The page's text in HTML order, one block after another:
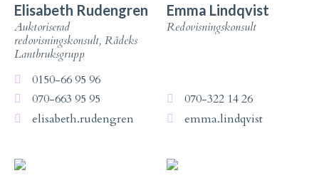
Elisabeth Rudengren
Auktoriserad
redovisningskonsult, Rådeks
Lantbruksgrupp
0150-66 95 96
070-663 95 95
elisabeth.rudengren
Emma Lindqvist
Redovisningskonsult
070-322 14 26
emma.lindqvist